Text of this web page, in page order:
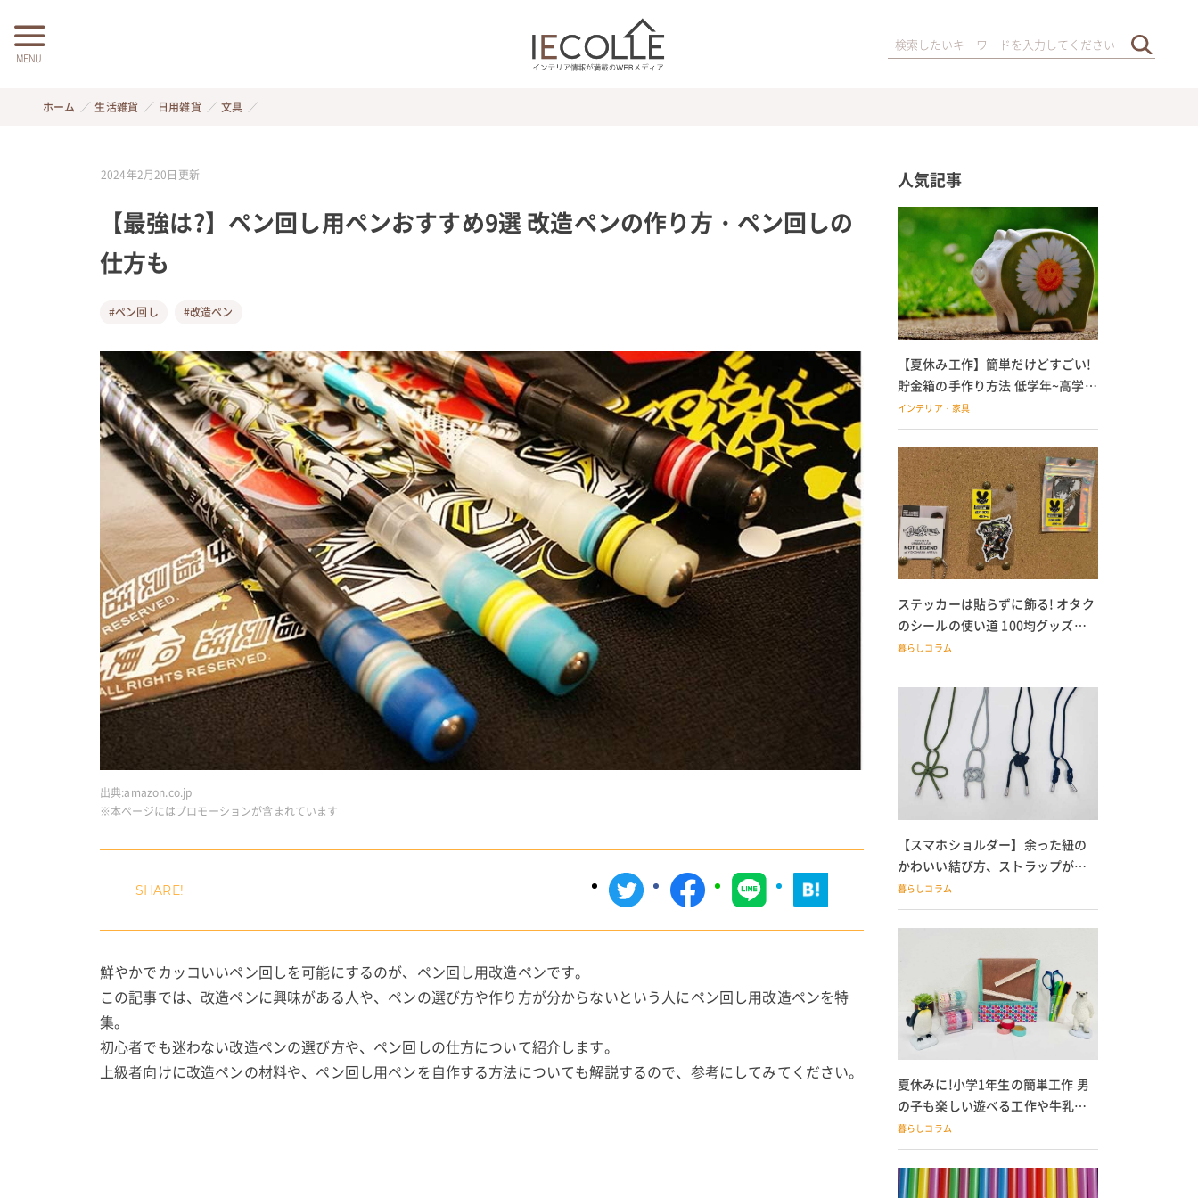
MENU
ホーム 生活雑貨 日用雑貨 文具
2024年2月20日 更新
【最強は?】ペン回し用ペンおすすめ9選 改造ペンの作り方・ペン回しの
仕方も
#ペン回し #改造ペン
出典:amazon.co.jp
※本ページにはプロモーションが含まれています
鮮やかでカッコいいペン回しを可能にするのが、ペン回し用改造ペンです。
この記事では、改造ペンに興味がある人や、ペンの選び方や作り方が分からないという人にペン回し用改造ペンを特
集。
初心者でも迷わない改造ペンの選び方や、ペン回しの仕方について紹介します。
上級者向けに改造ペンの材料や、ペン回し用ペンを自作する方法についても解説するので、参考にしてみてください。
人気記事
【夏休み工作】簡単だけどすごい!
貯金箱の手作り方法 低学年~高学年
の子どもにも
インテリア・家具
ステッカーは貼らずに飾る! オタク
のシールの使い道 100均グッズで
の飾り方も
暮らしコラム
【スマホショルダー】余った紐の
かわいい結び方、ストラップが落
ちる人必見
暮らしコラム
夏休みに!小学1年生の簡単工作 男
の子も楽しい遊べる工作や牛乳パ
ック貯金箱も
暮らしコラム